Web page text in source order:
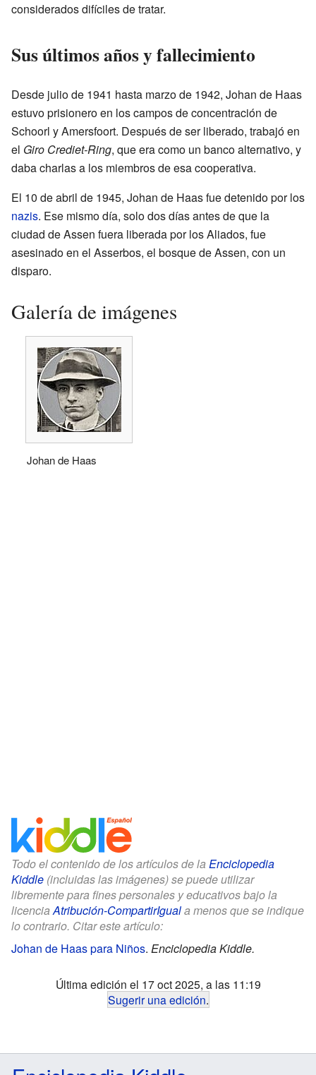
considerados difíciles de tratar.
Sus últimos años y fallecimiento
Desde julio de 1941 hasta marzo de 1942, Johan de Haas
estuvo prisionero en los campos de concentración de
Schoorl y Amersfoort. Después de ser liberado, trabajó en
el Giro Crediet-Ring, que era como un banco alternativo, y
daba charlas a los miembros de esa cooperativa.
El 10 de abril de 1945, Johan de Haas fue detenido por los
nazis. Ese mismo día, solo dos días antes de que la
ciudad de Assen fuera liberada por los Aliados, fue
asesinado en el Asserbos, el bosque de Assen, con un
disparo.
Galería de imágenes
Johan de Haas
Todo el contenido de los artículos de la Enciclopedia
Kiddle (incluidas las imágenes) se puede utilizar
libremente para fines personales y educativos bajo la
licenciaAtribución-CompartirIguala menos que se indique
lo contrario. Citar este artículo:
Johan de Haas para Niños. Enciclopedia Kiddle.
Última edición el 17 oct 2025, a las 11:19
Sugerir una edición.